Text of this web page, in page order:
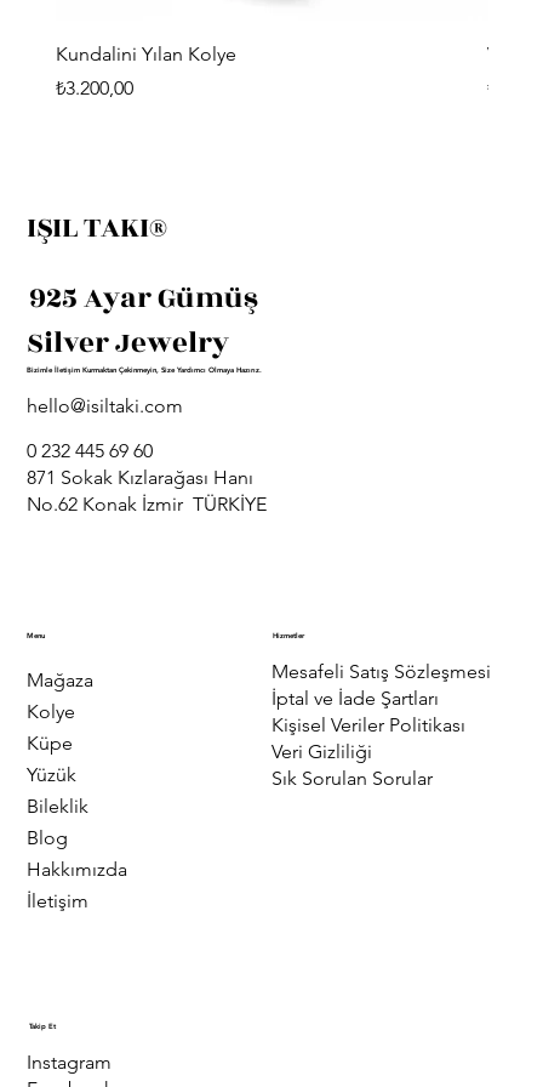
Kundalini Yılan Kolye
Fiyat
₺3.200,00
Fiyat
IŞIL TAKI®
925 Ayar Gümüş
Silver Jewelry
Bizimle İletişim Kurmaktan Çekinmeyin, Size Yardımcı Olmaya Hazırız.
hello@isiltaki.com
0 232 445 69 60
871 Sokak Kızlarağası Hanı
No.62 Konak İzmir TÜRKİYE
Menu
Mağaza
Kolye
Küpe
Yüzük
Bileklik
Blog
Hakkımızda
İletişim
Hizmetler
Mesafeli Satış Sözleşmesi
İptal ve İade Şartları
Kişisel Veriler Politikası
Veri Gizliliği
Sık Sorulan Sorular
Takip Et
Instagram